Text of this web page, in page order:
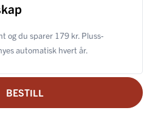
og du sparer 179 kr. Pluss-
automatisk hvert år.
BESTILL